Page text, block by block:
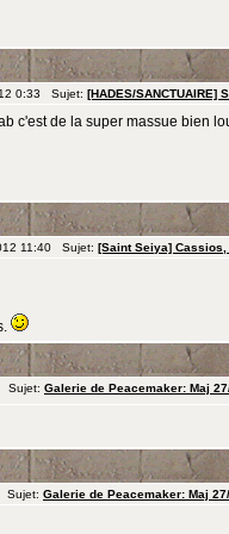
0:33 Sujet: [HADES/SANCTUAIRE]
c'est de la super massue bien
11:40 Sujet: [Saint Seiya]
Sujet: Galerie de Peacemaker: Maj
Sujet: Galerie de Peacemaker: Maj